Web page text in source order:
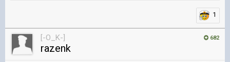
1
682
[-O_K-]
razenk